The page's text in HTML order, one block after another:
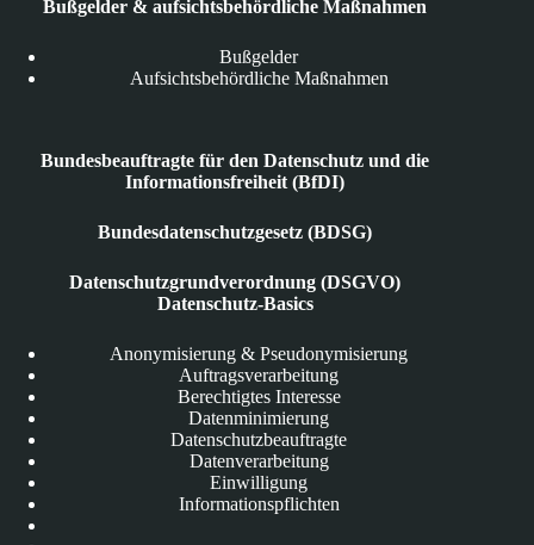
Bußgelder & aufsichtsbehördliche Maßnahmen
Bußgelder
Aufsichtsbehördliche Maßnahmen
Bundesbeauftragte für den Datenschutz und die
Informationsfreiheit (BfDI)
Bundesdatenschutzgesetz (BDSG)
Datenschutzgrundverordnung (DSGVO)
Datenschutz-Basics
Anonymisierung & Pseudonymisierung
Auftragsverarbeitung
Berechtigtes Interesse
Datenminimierung
Datenschutzbeauftragte
Datenverarbeitung
Einwilligung
Informationspflichten